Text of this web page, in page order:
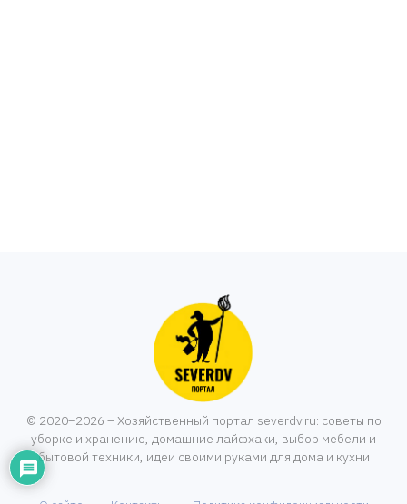
© 2020–2026 – Хозяйственный портал severdv.ru: советы по
уборке и хранению, домашние лайфхаки, выбор мебели и
бытовой техники, идеи своими руками для дома и кухни